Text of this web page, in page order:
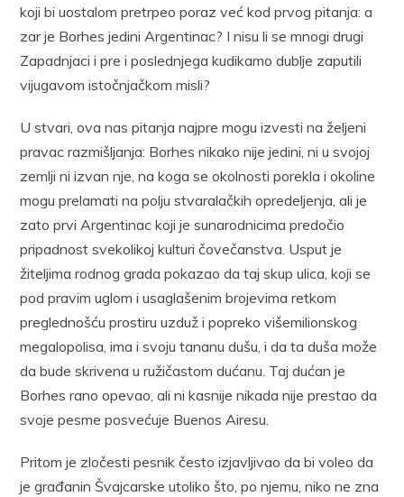
koji bi uostalom pretrpeo poraz već kod prvog pitanja: a
zar je Borhes jedini Argentinac? I nisu li se mnogi drugi
Zapadnjaci i pre i poslednjega kudikamo dublje zaputili
vijugavom istočnjačkom misli?
U stvari, ova nas pitanja najpre mogu izvesti na željeni
pravac razmišljanja: Borhes nikako nije jedini, ni u svojoj
zemlji ni izvan nje, na koga se okolnosti porekla i okoline
mogu prelamati na polju stvaralačkih opredeljenja, ali je
zato prvi Argentinac koji je sunarodnicima predočio
pripadnost svekolikoj kulturi čovečanstva. Usput je
žiteljima rodnog grada pokazao da taj skup ulica, koji se
pod pravim uglom i usaglašenim brojevima retkom
preglednošću prostiru uzduž i popreko višemilionskog
megalopolisa, ima i svoju tananu dušu, i da ta duša može
da bude skrivena u ružičastom dućanu. Taj dućan je
Borhes rano opevao, ali ni kasnije nikada nije prestao da
svoje pesme posvećuje Buenos Airesu.
Pritom je zločesti pesnik često izjavljivao da bi voleo da
je građanin Švajcarske utoliko što, po njemu, niko ne zna